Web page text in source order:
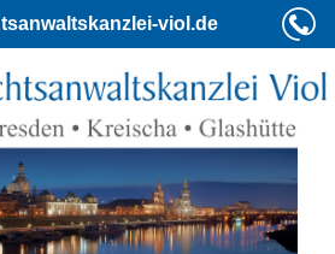
viol.de